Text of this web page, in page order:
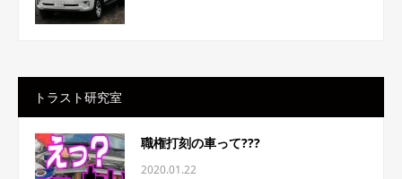
トラスト研究室
職権打刻の車って???
2020.01.22